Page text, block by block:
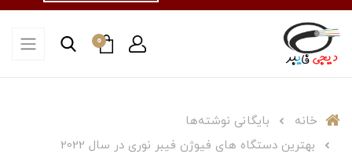
0
خانه
بایگانی نوشته‌ها
بهترین دستگاه های فیوژن فیبر نوری در سال 2022